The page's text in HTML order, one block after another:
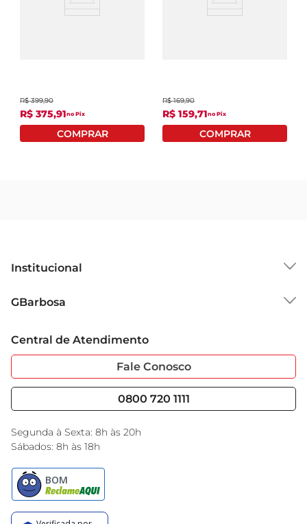
R$ 399,90
R$ 375,91no Pix
R$ 169,90
R$ 159,71no Pix
Institucional
Grupo Cencosud
Sobre Privacidade
Portal do Fornecedo
Nossas Lojas
GBarbosa
Garantia Estendida
Serviços
Black Friday
Encarte do Dia
Central de Atendimento
Fale Conosco
0800 720 1111
Segunda à Sexta: 8h às 20h
Sábados: 8h às 18h